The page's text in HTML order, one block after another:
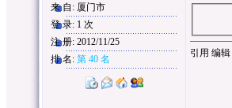
来 自: 厦门市
登 录: 1 次
注 册: 2012/11/25
排 名: 第 40 名
引用 编辑